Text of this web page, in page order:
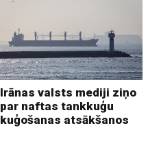
Irānas valsts mediji ziņo
par naftas tankkuģu
kuģošanas atsākšanos